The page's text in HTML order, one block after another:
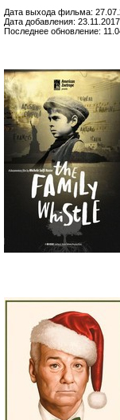
Дата выхода фильма:
Дата добавления: 23.11.2017
Последнее обновление: